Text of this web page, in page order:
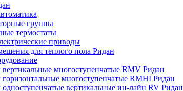
группы
термостаты
приводы
для теплого пола Ридан
многоступенчатые RMV Ридан
многоступенчатые RMHI Ридан
вертикальные ин-лайн RV Ридан